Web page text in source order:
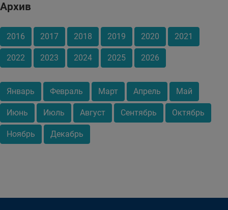
Архив
2016 2017 2018 2019 2020 2021
2022 2023 2024 2025 2026
Январь Февраль Март Апрель Май
Июнь Июль Август Сентябрь Октябрь
Ноябрь Декабрь